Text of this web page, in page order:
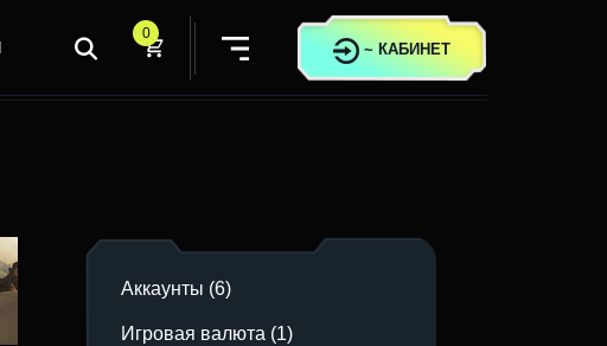
0
~ КАБИНЕТ
Аккаунты (6)
Игровая валюта (1)